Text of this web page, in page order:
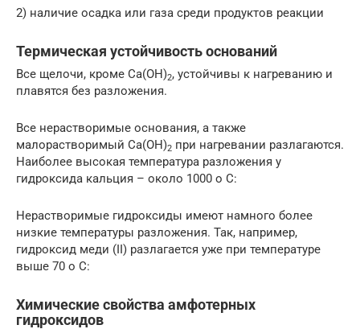
2) наличие осадка или газа среди продуктов реакции
Термическая устойчивость оснований
Все щелочи, кроме Ca(OH)2, устойчивы к нагреванию и
плавятся без разложения.
Все нерастворимые основания, а также
малорастворимый Ca(OH)2 при нагревании разлагаются.
Наиболее высокая температура разложения у
гидроксида кальция – около 1000 o C:
Нерастворимые гидроксиды имеют намного более
низкие температуры разложения. Так, например,
гидроксид меди (II) разлагается уже при температуре
выше 70 o C:
Химические свойства амфотерных
гидроксидов